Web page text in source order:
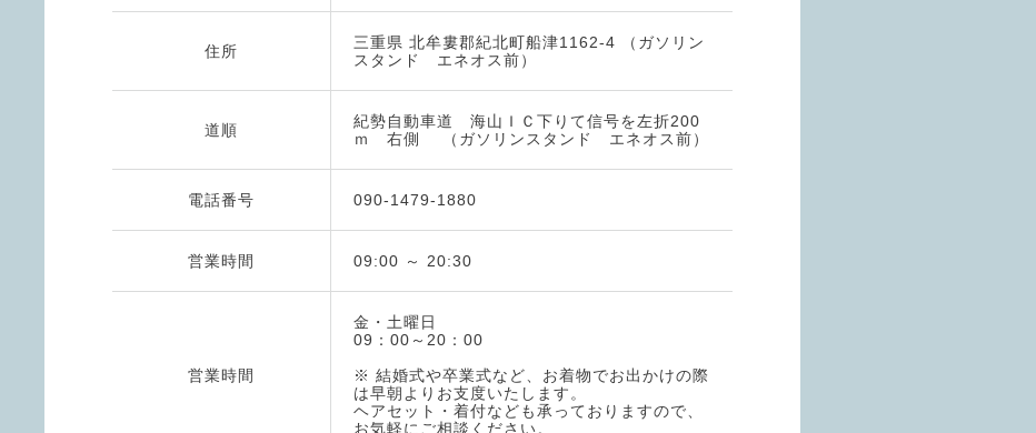
住所
三重県 北牟婁郡紀北町船津1162-4 （ガソリン
スタンド エネオス前）
道順
紀勢自動車道 海山ＩＣ下りて信号を左折200
ｍ 右側 （ガソリンスタンド エネオス前）
電話番号 090-1479-1880
営業時間 09:00 ～ 20:30
営業時間
金・土曜日
09：00～20：00
※ 結婚式や卒業式など、お着物でお出かけの際
は早朝よりお支度いたします。
ヘアセット・着付なども承っておりますので、
お気軽にご相談ください。